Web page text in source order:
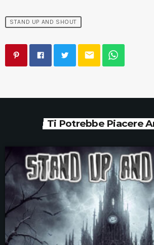
STAND UP AND SHOUT
email
Ti Potrebbe Piacere